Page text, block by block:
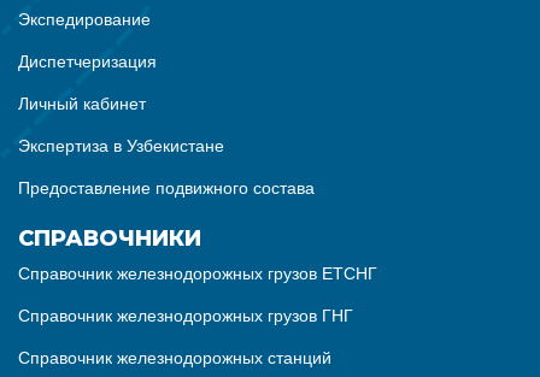
Экспедирование
Диспетчеризация
Личный кабинет
Экспертиза в Узбекистане
Предоставление подвижного состава
СПРАВОЧНИКИ
Справочник железнодорожных грузов ЕТСНГ
Справочник железнодорожных грузов ГНГ
Справочник железнодорожных станций